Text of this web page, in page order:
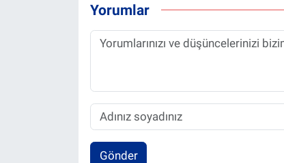
Yorumlar
Gönder